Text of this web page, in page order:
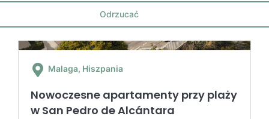
Odrzucać
Malaga, Hiszpania
Nowoczesne apartamenty przy plaży
w San Pedro de Alcántara